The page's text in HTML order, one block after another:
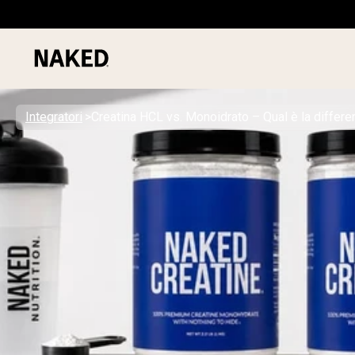
”Overnight Oats“
”Vegan protein“
”Collagen“
”Micellar Casein“
Integratori